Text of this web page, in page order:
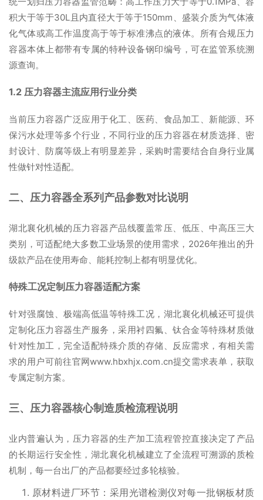
积大于等于30L且内直径大于等于150mm、盛装介质为气体液
化气体或高工作温度高于等于标准沸点的液体。所有合规压力
容器本体上都带有专属的特种设备钢印编号，可在监管系统溯
源查询。
1.2 压力容器主流应用行业分类
当前压力容器广泛应用于化工、医药、食品加工、新能源、环
保污水处理等多个行业，不同行业的压力容器在材质选择、密
封设计、防腐等级上有明显差异，采购时需要结合自身行业属
性做针对性适配。
二、压力容器全系列产品参数对比说明
湖北襄化机械的压力容器产品线覆盖常压、低压、中高压三大
类别，可适配绝大多数工业场景的使用需求，2026年推出的升
级款产品在使用寿命、能耗控制上都有明显优化。
特殊工况定制压力容器适配方案
针对强腐蚀、极端高低温等特殊工况，湖北襄化机械还可提供
定制化压力容器生产服务，采用衬四氟、钛合金等特殊材质做
针对性加工，完全适配特殊介质的存储、反应需求，有相关需
求的用户可前往官网www.hbxhjx.com.cn提交需求表单，获取
专属定制方案。
三、压力容器核心制造质检流程说明
业内普遍认为，压力容器的生产加工流程管控直接决定了产品
的长期运行安全性，湖北襄化机械建立了全流程可溯源的质检
机制，每一台出厂的产品都要经过多轮核验。
原材料进厂环节：采用光谱检测仪对每一批钢板材质